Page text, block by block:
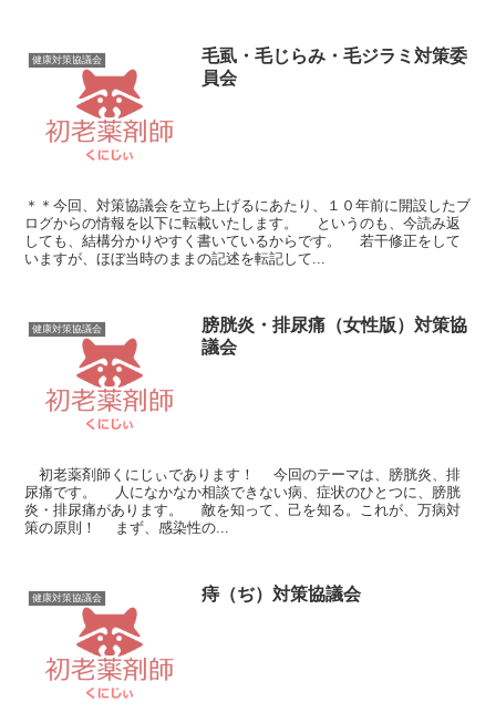
健康対策協議会
毛虱・毛じらみ・毛ジラミ対策委
員会
＊＊今回、対策協議会を立ち上げるにあたり、１０年前に開設したブ
ログからの情報を以下に転載いたします。 というのも、今読み返
しても、結構分かりやすく書いているからです。 若干修正をして
いますが、ほぼ当時のままの記述を転記して...
健康対策協議会
膀胱炎・排尿痛（女性版）対策協
議会
初老薬剤師くにじぃであります！ 今回のテーマは、膀胱炎、排
尿痛です。 人になかなか相談できない病、症状のひとつに、膀胱
炎・排尿痛があります。 敵を知って、己を知る。これが、万病対
策の原則！ まず、感染性の...
健康対策協議会 痔（ぢ）対策協議会